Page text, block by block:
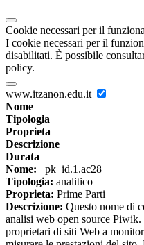
Cookie necessari per il
I cookie necessari per il
disabilitati. È possibile
policy.
www.itzanon.edu.it
Nome
Tipologia
Proprieta
Descrizione
Durata
Nome: _pk_id.1.ac28
Tipologia: analitico
Proprieta: Prime Parti
Descrizione: Questo nome di
analisi web open source
proprietari di siti Web a